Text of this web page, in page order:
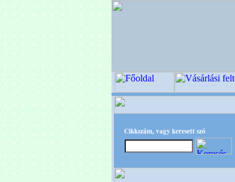
Cikkszám, vagy keresett szó
OPITEC - A Kreatív Világ Mestere!